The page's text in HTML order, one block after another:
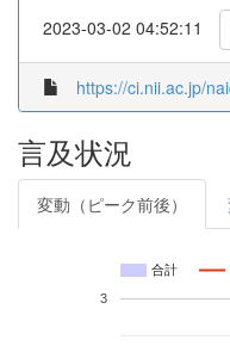
2023-03-02 04:52:11
https://ci.nii.ac.jp/
言及状況
変動（ピーク前後）
合計
3